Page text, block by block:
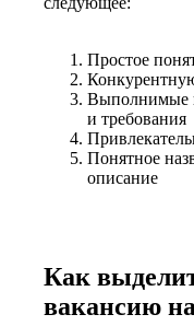
Простое
Выполнимые
и требования
Понятное
описание
Как
вакансию